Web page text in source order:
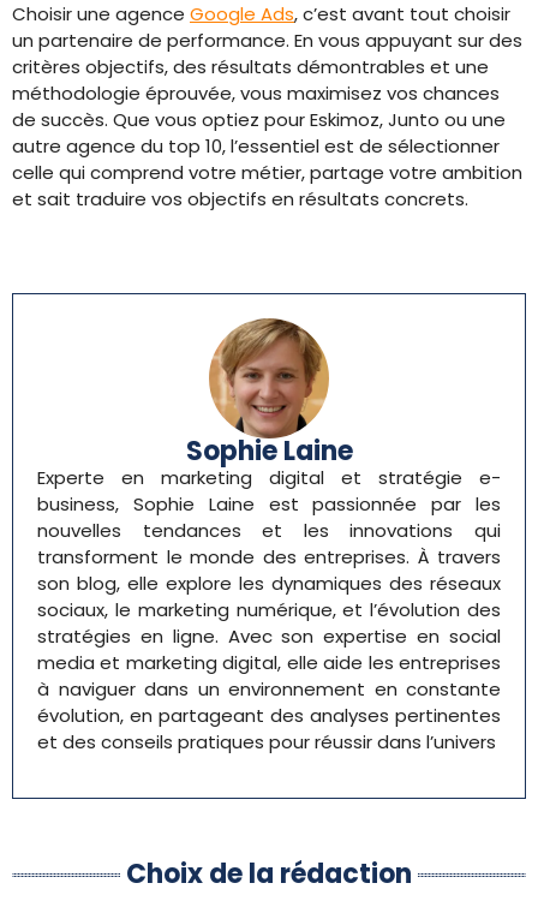
Choisir une agence Google Ads, c’est avant tout choisir
un partenaire de performance. En vous appuyant sur des
critères objectifs, des résultats démontrables et une
méthodologie éprouvée, vous maximisez vos chances
de succès. Que vous optiez pour Eskimoz, Junto ou une
autre agence du top 10, l’essentiel est de sélectionner
celle qui comprend votre métier, partage votre ambition
et sait traduire vos objectifs en résultats concrets.
Sophie Laine
Experte en marketing digital et stratégie e-
business, Sophie Laine est passionnée par les
nouvelles tendances et les innovations qui
transforment le monde des entreprises. À travers
son blog, elle explore les dynamiques des réseaux
sociaux, le marketing numérique, et l’évolution des
stratégies en ligne. Avec son expertise en social
media et marketing digital, elle aide les entreprises
à naviguer dans un environnement en constante
évolution, en partageant des analyses pertinentes
et des conseils pratiques pour réussir dans l’univers
Choix de la rédaction